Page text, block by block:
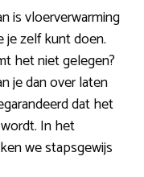
is vloerverwarming
je zelf kunt doen.
het niet gelegen?
je dan over laten
dat het
In het
we stapsgewijs